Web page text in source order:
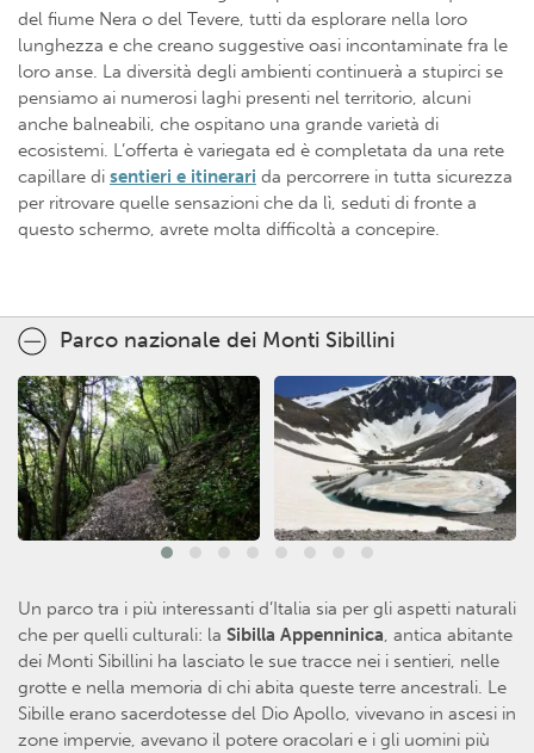
del fiume Nera o del Tevere, tutti da esplorare nella loro
lunghezza e che creano suggestive oasi incontaminate fra le
loro anse. La diversità degli ambienti continuerà a stupirci se
pensiamo ai numerosi laghi presenti nel territorio, alcuni
anche balneabili, che ospitano una grande varietà di
ecosistemi. L’offerta è variegata ed è completata da una rete
capillare di sentieri e itinerari da percorrere in tutta sicurezza
per ritrovare quelle sensazioni che da lì, seduti di fronte a
questo schermo, avrete molta difficoltà a concepire.
Parco nazionale dei Monti Sibillini
Un parco tra i più interessanti d’Italia sia per gli aspetti naturali
che per quelli culturali: la Sibilla Appenninica, antica abitante
dei Monti Sibillini ha lasciato le sue tracce nei i sentieri, nelle
grotte e nella memoria di chi abita queste terre ancestrali. Le
Sibille erano sacerdotesse del Dio Apollo, vivevano in ascesi in
zone impervie, avevano il potere oracolari e i gli uomini più